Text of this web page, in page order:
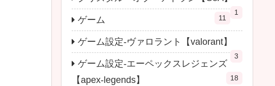
1
ゲーム 11
ゲーム設定-ヴァロラント【valorant】
3
ゲーム設定-エーペックスレジェンズ
【apex-legends】
18